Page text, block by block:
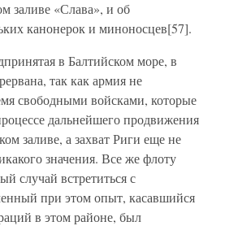
заливе «Слава», и об
канонерок и миноносцев[57].
в Балтийском море, в
так как армия не
свободными войсками, которые
дальнейшего продвижения
заливе, а захват Риги еще не
значения. Все же флоту
случай встретиться с
при этом опыт, касавшийся
в этом районе, был